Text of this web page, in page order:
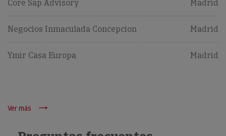
Core Sap Advisory Madrid
Negocios Inmaculada Concepcion Madrid
Ymir Casa Europa Madrid
Ver más